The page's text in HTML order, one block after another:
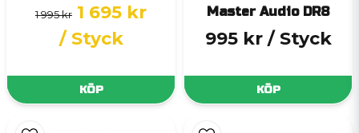
1 995 kr 1 695 kr
/ Styck
KÖP
Master Audio DR8
995 kr / Styck
KÖP